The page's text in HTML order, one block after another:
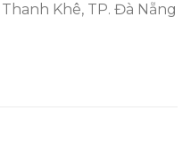
Khê, TP. Đà Nẵng